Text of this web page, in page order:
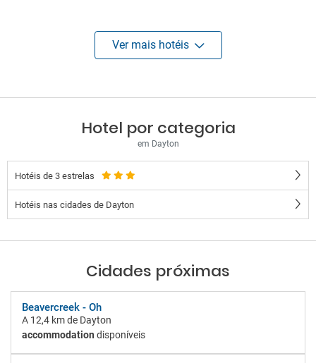
Ver mais hotéis
Hotel por categoria
em Dayton
Hotéis de 3 estrelas
Hotéis nas cidades de Dayton
Cidades próximas
Beavercreek - Oh
A 12,4 kmde Dayton
accommodation disponíveis